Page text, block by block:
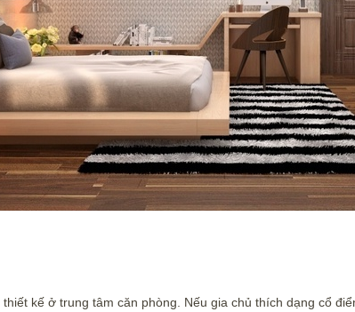
kế ở trung tâm căn phòng. Nếu gia chủ thích dạng cổ